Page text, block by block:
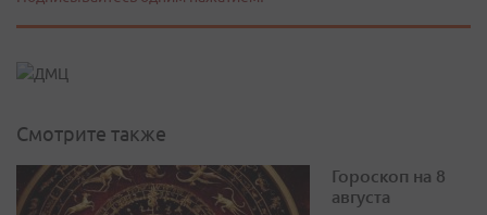
Смотрите также
Гороскоп на 8
августа